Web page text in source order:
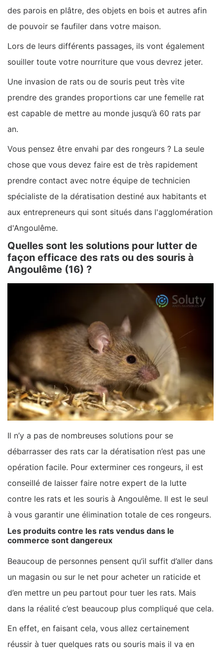
des parois en plâtre, des objets en bois et autres afin
de pouvoir se faufiler dans votre maison.
Lors de leurs différents passages, ils vont également
souiller toute votre nourriture que vous devrez jeter.
Une invasion de rats ou de souris peut très vite
prendre des grandes proportions car une femelle rat
est capable de mettre au monde jusqu’à 60 rats par
an.
Vous pensez être envahi par des rongeurs ? La seule
chose que vous devez faire est de très rapidement
prendre contact avec notre équipe de technicien
spécialiste de la dératisation destiné aux habitants et
aux entrepreneurs qui sont situés dans l'agglomération
d'Angoulême.
Quelles sont les solutions pour lutter de
façon efficace des rats ou des souris à
Angoulême (16) ?
Il n’y a pas de nombreuses solutions pour se
débarrasser des rats car la dératisation n’est pas une
opération facile. Pour exterminer ces rongeurs, il est
conseillé de laisser faire notre expert de la lutte
contre les rats et les souris à Angoulême. Il est le seul
à vous garantir une élimination totale de ces rongeurs.
Les produits contre les rats vendus dans le
commerce sont dangereux
Beaucoup de personnes pensent qu’il suffit d’aller dans
un magasin ou sur le net pour acheter un raticide et
d’en mettre un peu partout pour tuer les rats. Mais
dans la réalité c’est beaucoup plus compliqué que cela.
En effet, en faisant cela, vous allez certainement
réussir à tuer quelques rats ou souris mais il va en